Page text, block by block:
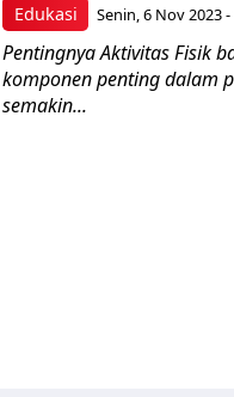
Edukasi Senin, 6 Nov 2023 -
Pentingnya Aktivitas Fisik
komponen penting dalam
semakin...